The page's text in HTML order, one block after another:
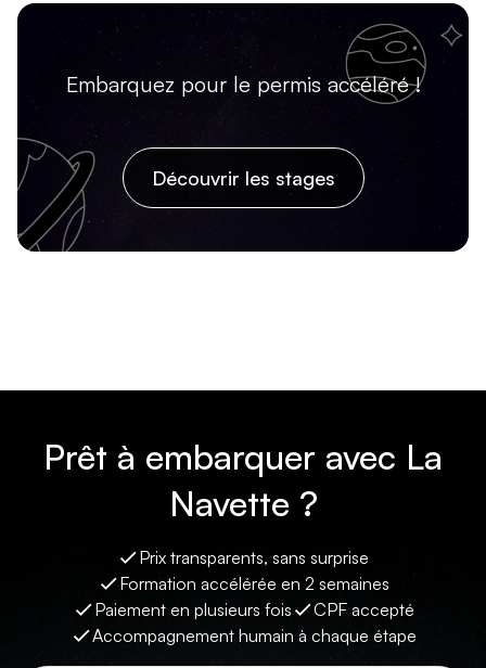
Embarquez pour le permis accéléré !
Découvrir les stages
Prêt à embarquer avec La
Navette ?
Prix transparents, sans surprise
Formation accélérée en 2 semaines
Paiement en plusieurs fois
CPF accepté
Accompagnement humain à chaque étape